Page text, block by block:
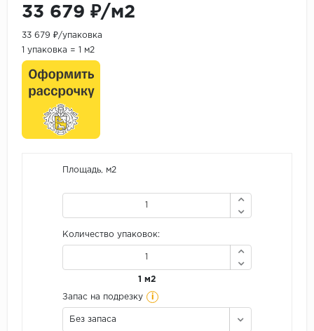
33 679 ₽/м2
33 679 ₽/упаковка
1 упаковка = 1 м2
Площадь, м2
Количество упаковок:
1 м2
Запас на подрезку i
Без запаса